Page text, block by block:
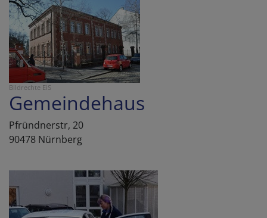
Bildrechte EiS
Gemeindehaus
Pfründnerstr, 20
90478 Nürnberg